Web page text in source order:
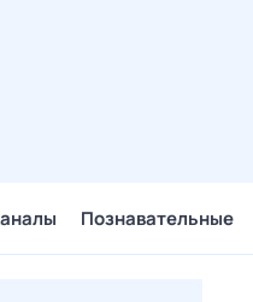
Познавательные